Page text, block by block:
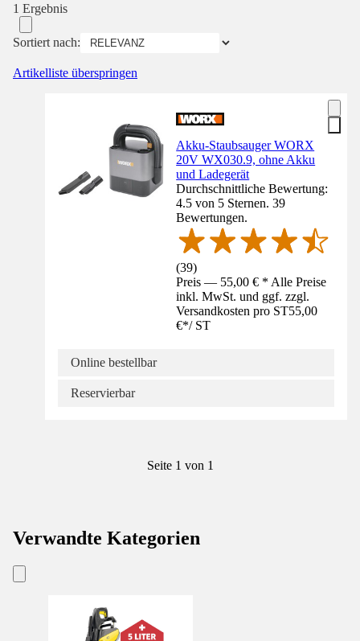
1 Ergebnis
Sortiert nach:
Artikelliste überspringen
Akku-Staubsauger WORX
20V WX030.9, ohne Akku
und Ladegerät
Durchschnittliche Bewertung:
4.5 von 5 Sternen. 39
Bewertungen.
(39)
Preis — 55,00 € * Alle Preise
inkl. MwSt. und ggf. zzgl.
Versandkosten pro ST55,00
€*/ ST
Online bestellbar
Reservierbar
Seite 1 von 1
Verwandte Kategorien